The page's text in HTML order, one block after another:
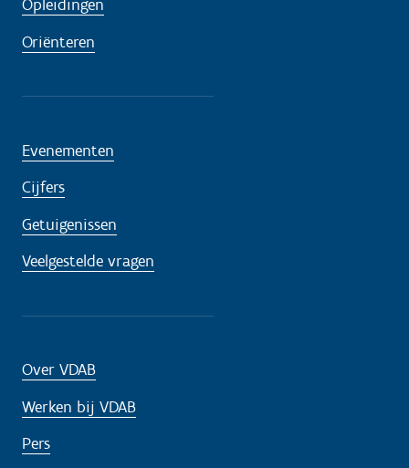
Opleidingen
Oriënteren
Evenementen
Cijfers
Getuigenissen
Veelgestelde vragen
Over VDAB
Werken bij VDAB
Pers